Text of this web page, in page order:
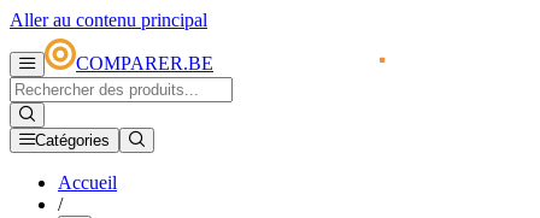
Aller au contenu principal
COMPARER.BE
Catégories
Accueil
/